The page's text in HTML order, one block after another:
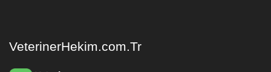
VeterinerHekim.com.Tr